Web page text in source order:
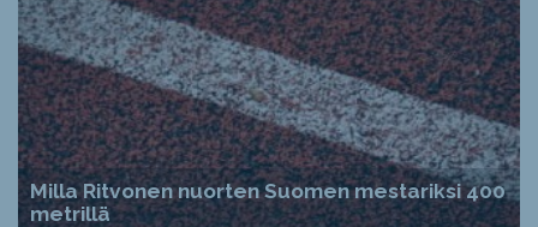
Milla Ritvonen nuorten Suomen mestariksi 400
metrillä